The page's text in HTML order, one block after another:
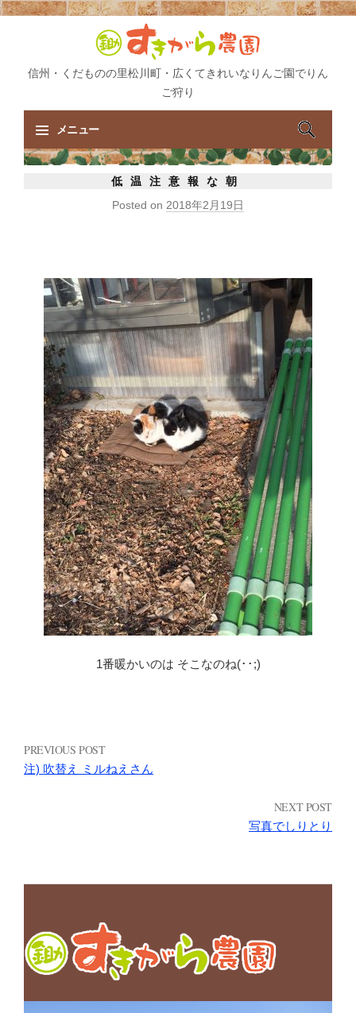
信州・くだものの里松川町・広くてきれいなりんご園でりん
ご狩り
メニュー
コ
ス
キ
プ
検
索:
低温注意報な朝
Posted on 2018年2月19日
1番暖かいのは そこなのね(･･;)
PREVIOUS POST
注) 吹替え ミルねえさん
NEXT POST
写真でしりとり